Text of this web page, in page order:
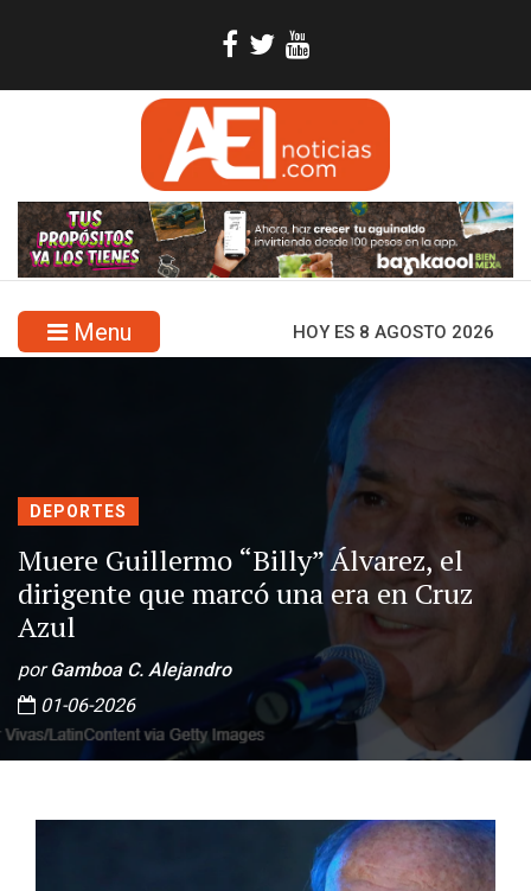
Menu HOY ES 8 AGOSTO 2026
DEPORTES
Muere Guillermo “Billy” Álvarez, el
dirigente que marcó una era en Cruz
Azul
porGamboa C. Alejandro
01-06-2026